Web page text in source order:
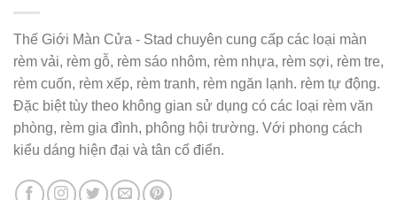
Thế Giới Màn Cửa - Stad chuyên cung cấp các loại màn
rèm vải, rèm gỗ, rèm sáo nhôm, rèm nhựa, rèm sợi, rèm tre,
rèm cuốn, rèm xếp, rèm tranh, rèm ngăn lạnh. rèm tự động.
Đặc biệt tùy theo không gian sử dụng có các loại rèm văn
phòng, rèm gia đình, phông hội trường. Với phong cách
kiểu dáng hiện đại và tân cổ điển.